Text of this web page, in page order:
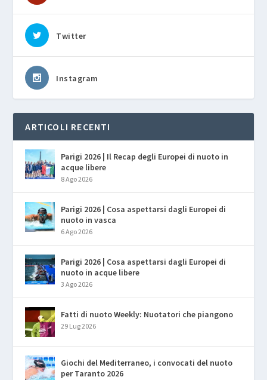
Twitter
Instagram
ARTICOLI RECENTI
Parigi 2026 | Il Recap degli Europei di nuoto in
acque libere
8 Ago 2026
Parigi 2026 | Cosa aspettarsi dagli Europei di
nuoto in vasca
6 Ago 2026
Parigi 2026 | Cosa aspettarsi dagli Europei di
nuoto in acque libere
3 Ago 2026
Fatti di nuoto Weekly: Nuotatori che piangono
29 Lug 2026
Giochi del Mediterraneo, i convocati del nuoto
per Taranto 2026